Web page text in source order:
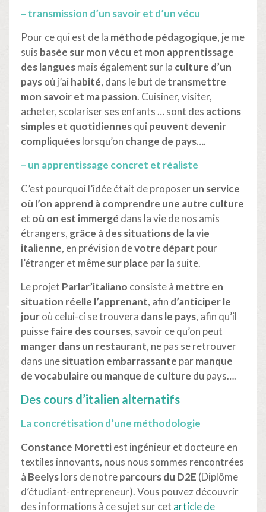
– transmission d’un savoir et d’un vécu
Pour ce qui est de la méthode pédagogique, je me
suis basée sur mon vécu et mon apprentissage
des languesmais également sur la culture d’un
paysoù j’ai habité, dans le but detransmettre
mon savoir et ma passion. Cuisiner, visiter,
acheter, scolariser ses enfants … sont des actions
simples et quotidiennesqui peuvent devenir
compliquéeslorsqu’on change de pays….
– un apprentissage concret et réaliste
C’est pourquoi l’idée était de proposerun service
où l’on apprend à comprendre une autre culture
et où on est immergé dans la vie de nos amis
étrangers, grâce à des situations de la vie
italienne, en prévision devotre départ pour
l’étranger et mêmesur place par la suite.
Le projet Parlar’italiano consiste à mettre en
situation réelle l’apprenant, afin d’anticiper le
jouroù celui-ci se trouvera dans le pays, afin qu’il
puissefaire des courses, savoir ce qu’on peut
manger dans un restaurant, ne pas se retrouver
dans unesituation embarrassante parmanque
de vocabulaire ou manque de culture du pays….
Des cours d’italien alternatifs
La concrétisation d’une méthodologie
Constance Morettiest ingénieur et docteure en
textiles innovants, nous nous sommes rencontrées
à Beelyslors de notreparcours du D2E (Diplôme
d’étudiant-entrepreneur). Vous pouvez découvrir
des informations à ce sujet sur cet article de